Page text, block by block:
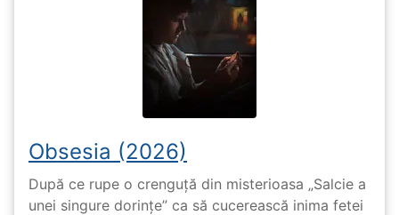
Obsesia (2026)
După ce rupe o crenguță din misterioasa „Salcie a
unei singure dorințe” ca să cucerească inima fetei